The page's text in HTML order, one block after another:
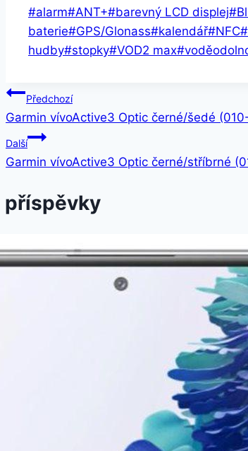
Štítky
příspěvků:
#alarm#ANT+#barevný LCD displej#
baterie#GPS/Glonass#kalendář#NFC#
hudby#stopky#VOD2 max#
Navigace
pro
příspěvek
Předchozí
Garmin vívoActive3 Optic černé/šedé
Další
Garmin vívoActive3 Optic černé/stříbrné
příspěvky